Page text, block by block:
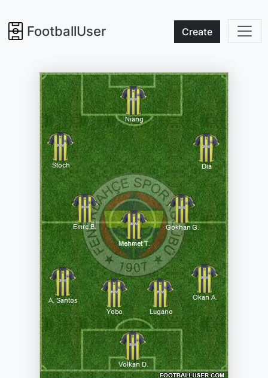
FootballUser Create